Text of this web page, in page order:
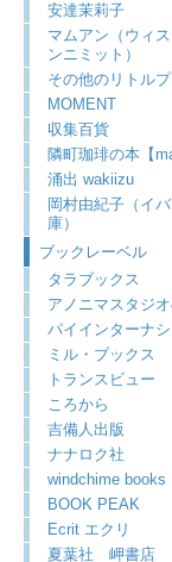
安達茉莉子
マムアン（ウィ
ンニミット）
その他のリトル
MOMENT
収集百貨
隣町珈琲の本【
涌出 wakiizu
岡村由紀子（イ
庫）
ブックレーベル
タラブックス
アノニマスタジ
パイインターナ
ミル・ブックス
トランスビュー
ころから
吉備人出版
ナナロク社
windchime books
BOOK PEAK
Ecrit エクリ
夏葉社 岬書店